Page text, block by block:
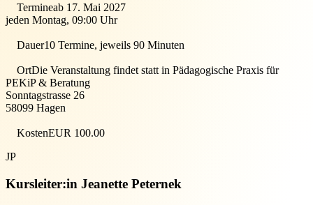
Termineab 17. Mai 2027
jeden Montag, 09:00 Uhr
Dauer10 Termine, jeweils 90 Minuten
OrtDie Veranstaltung findet statt in Pädagogische Praxis für
PEKiP & Beratung
Sonntagstrasse 26
58099 Hagen
KostenEUR 100.00
JP
Kursleiter:in Jeanette Peternek